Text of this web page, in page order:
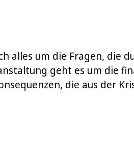
alles um die Fragen, die
geht es um die
die aus der